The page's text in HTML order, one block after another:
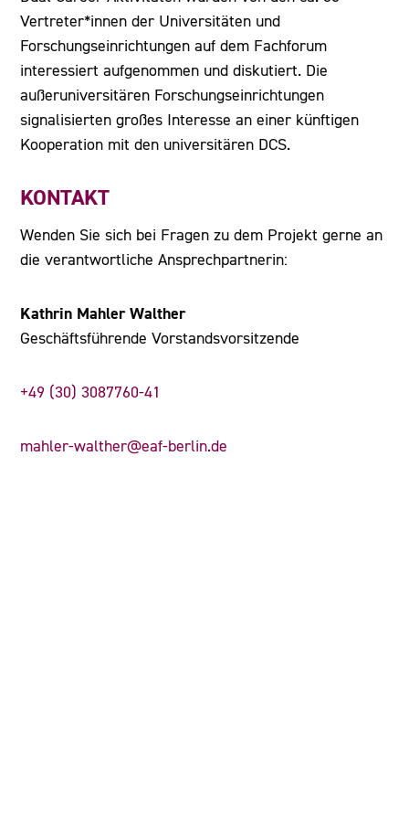
Vertreter*innen der Universitäten und
Forschungseinrichtungen auf dem Fachforum
interessiert aufgenommen und diskutiert. Die
außeruniversitären Forschungseinrichtungen
signalisierten großes Interesse an einer künftigen
Kooperation mit den universitären DCS.
KONTAKT
Wenden Sie sich bei Fragen zu dem Projekt gerne an
die verantwortliche Ansprechpartnerin:
Kathrin Mahler Walther
Geschäftsführende Vorstandsvorsitzende
+49 (30) 3087760-41
mahler-walther@eaf-berlin.de